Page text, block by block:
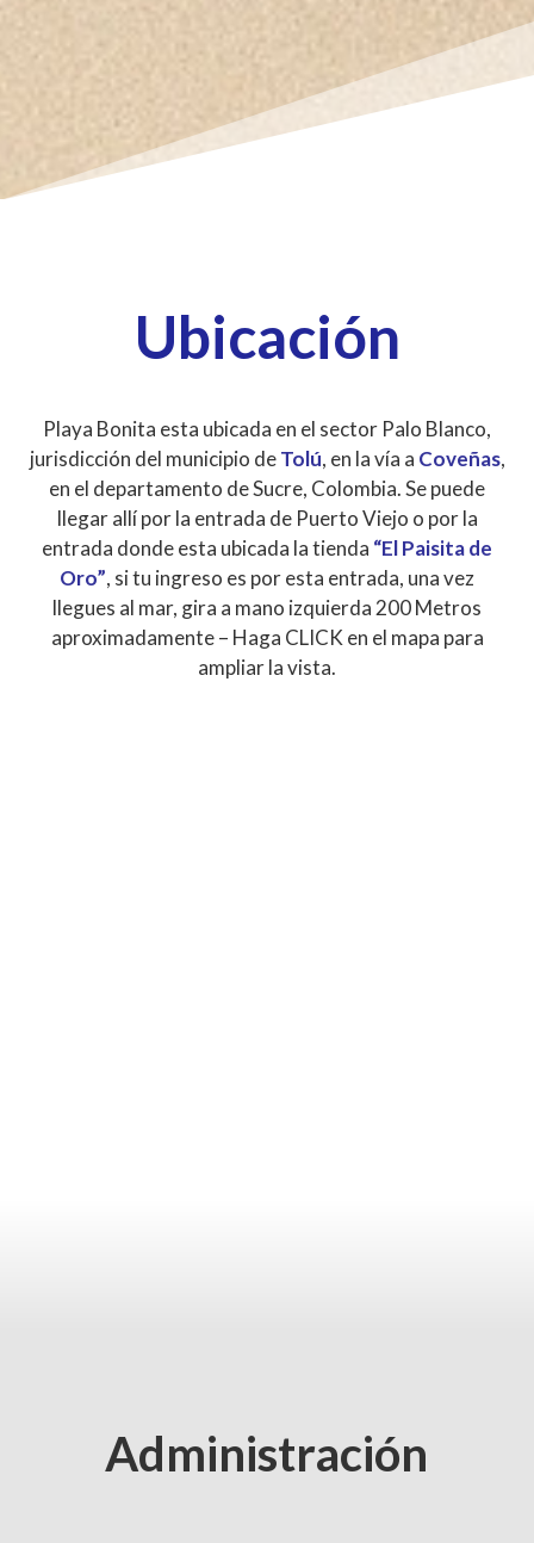
Ubicación
Playa Bonita esta ubicada en el sector Palo Blanco,
jurisdicción del municipio deTolú, en la vía a Coveñas,
en el departamento de Sucre, Colombia. Se puede
llegar allí por la entrada de Puerto Viejo o por la
entrada donde esta ubicada la tienda “El Paisita de
Oro”, si tu ingreso es por esta entrada, una vez
llegues al mar, gira a mano izquierda 200 Metros
aproximadamente – Haga CLICK en el mapa para
ampliar la vista.
Administración